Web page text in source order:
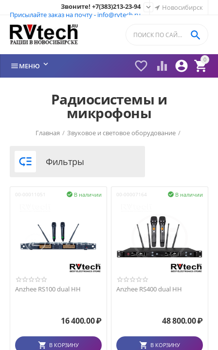
Новосибирск
Звоните! +7(383)213-23-94
Присылайте заказ на почту - info@rvtech.ru

0


 

МЕНЮ 
Радиосистемы и
микрофоны
Главная / Звуковое и световое оборудование /
 Фильтры
00-00011051 В наличии

Anzhee RS100 dual HH
16 400.00₽
В КОРЗИНУ
00-00007164 В наличии

Anzhee RS400 dual HH
48 800.00₽
В КОРЗИНУ